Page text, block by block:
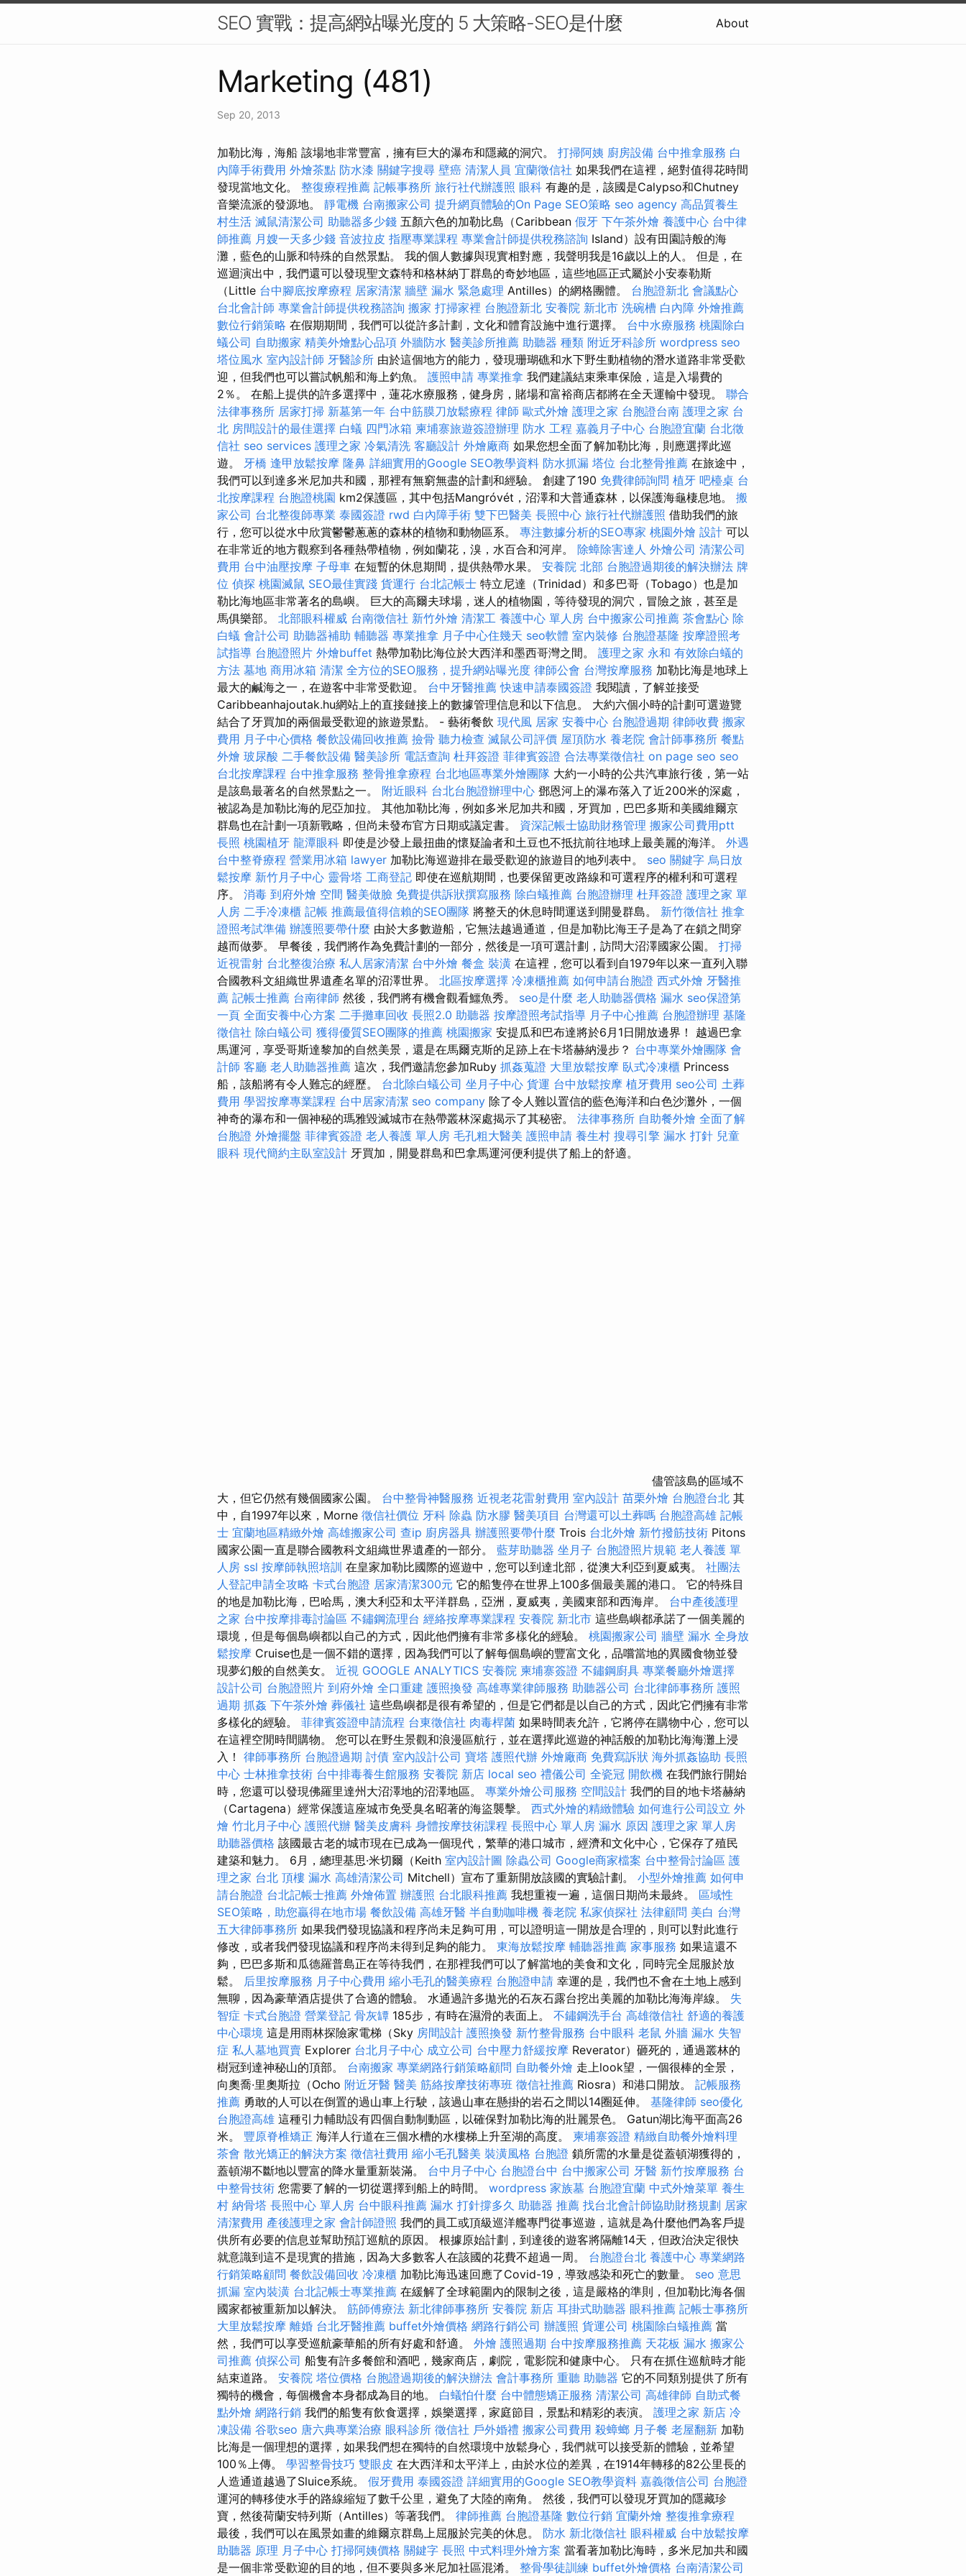
SEO 實戰：提高網站曝光度的 5 大策略-SEO是什麼 About
Marketing (481)
Sep 20, 2013
加勒比海，海船 該場地非常豐富，擁有巨大的瀑布和隱藏的洞穴。 打掃阿姨 廚房設備 台中推拿服務 白
內障手術費用 外燴茶點 防水漆 關鍵字搜尋 壁癌 清潔人員 宜蘭徵信社 如果我們在這裡，絕對值得花時間
發現當地文化。 整復療程推薦 記帳事務所 旅行社代辦護照 眼科 有趣的是，該國是Calypso和Chutney
音樂流派的發源地。 靜電機 台南搬家公司 提升網頁體驗的On Page SEO策略 seo agency 高品質養生
村生活 滅鼠清潔公司 助聽器多少錢 五顏六色的加勒比島（Caribbean 假牙 下午茶外燴 養護中心 台中律
師推薦 月嫂一天多少錢 音波拉皮 指壓專業課程 專業會計師提供稅務諮詢 Island）設有田園詩般的海
灘，藍色的山脈和特殊的自然景點。 我的個人數據與現實相對應，我聲明我是16歲以上的人。 但是，在
巡迴演出中，我們還可以發現聖文森特和格林納丁群島的奇妙地區，這些地區正式屬於小安泰勒斯
（Little 台中腳底按摩療程 居家清潔 牆壁 漏水 緊急處理 Antilles）的網格團體。 台胞證新北 會議點心
台北會計師 專業會計師提供稅務諮詢 搬家 打掃家裡 台胞證新北 安養院 新北市 洗碗槽 白內障 外燴推薦
數位行銷策略 在假期期間，我們可以從許多計劃，文化和體育設施中進行選擇。 台中水療服務 桃園除白
蟻公司 自助搬家 精美外燴點心品項 外牆防水 醫美診所推薦 助聽器 種類 附近牙科診所 wordpress seo
塔位風水 室內設計師 牙醫診所 由於這個地方的能力，發現珊瑚礁和水下野生動植物的潛水道路非常受歡
迎，但我們也可以嘗試帆船和海上釣魚。 護照申請 專業推拿 我們建議結束乘車保險，這是入場費的
2％。 在船上提供的許多選擇中，蓮花水療服務，健身房，賭場和富裕商店都將在全天運輸中發現。 聯合
法律事務所 居家打掃 新墓第一年 台中筋膜刀放鬆療程 律師 歐式外燴 護理之家 台胞證台南 護理之家 台
北 房間設計的最佳選擇 白蟻 四門冰箱 柬埔寨旅遊簽證辦理 防水 工程 嘉義月子中心 台胞證宜蘭 台北徵
信社 seo services 護理之家 冷氣清洗 客廳設計 外燴廠商 如果您想全面了解加勒比海，則應選擇此巡
遊。 牙橋 逢甲放鬆按摩 隆鼻 詳細實用的Google SEO教學資料 防水抓漏 塔位 台北整骨推薦 在旅途中，
我們可以到達多米尼加共和國，那裡有無窮無盡的計劃和經驗。 創建了190 免費律師詢問 植牙 吧檯桌 台
北按摩課程 台胞證桃園 km2保護區，其中包括Mangróvét，沼澤和大普通森林，以保護海龜棲息地。 搬
家公司 台北整復師專業 泰國簽證 rwd 白內障手術 雙下巴醫美 長照中心 旅行社代辦護照 借助我們的旅
行，您可以從水中欣賞鬱鬱蔥蔥的森林的植物和動物區系。 專注數據分析的SEO專家 桃園外燴 設計 可以
在非常近的地方觀察到各種熱帶植物，例如蘭花，溴，水百合和河岸。 除蟑除害達人 外燴公司 清潔公司
費用 台中油壓按摩 子母車 在短暫的休息期間，提供熱帶水果。 安養院 北部 台胞證過期後的解決辦法 牌
位 偵探 桃園滅鼠 SEO最佳實踐 貨運行 台北記帳士 特立尼達（Trinidad）和多巴哥（Tobago）也是加
勒比海地區非常著名的島嶼。 巨大的高爾夫球場，迷人的植物園，等待發現的洞穴，冒險之旅，甚至是
馬俱樂部。 北部眼科權威 台南徵信社 新竹外燴 清潔工 養護中心 單人房 台中搬家公司推薦 茶會點心 除
白蟻 會計公司 助聽器補助 輔聽器 專業推拿 月子中心住幾天 seo軟體 室內裝修 台胞證基隆 按摩證照考
試指導 台胞證照片 外燴buffet 熱帶加勒比海位於大西洋和墨西哥灣之間。 護理之家 永和 有效除白蟻的
方法 墓地 商用冰箱 清潔 全方位的SEO服務，提升網站曝光度 律師公會 台灣按摩服務 加勒比海是地球上
最大的鹹海之一，在遊客中非常受歡迎。 台中牙醫推薦 快速申請泰國簽證 我閱讀，了解並接受
Caribbeanhajoutak.hu網站上的直接鏈接上的數據管理信息和以下信息。 大約六個小時的計劃可選遊覽
結合了牙買加的兩個最受歡迎的旅遊景點。 - 藝術餐飲 現代風 居家 安養中心 台胞證過期 律師收費 搬家
費用 月子中心價格 餐飲設備回收推薦 撿骨 聽力檢查 滅鼠公司評價 屋頂防水 養老院 會計師事務所 餐點
外燴 玻尿酸 二手餐飲設備 醫美診所 電話查詢 杜拜簽證 菲律賓簽證 合法專業徵信社 on page seo seo
台北按摩課程 台中推拿服務 整骨推拿療程 台北地區專業外燴團隊 大約一小時的公共汽車旅行後，第一站
是該島最著名的自然景點之一。 附近眼科 台北台胞證辦理中心 鄧恩河上的瀑布落入了近200米的深處，
被認為是加勒比海的尼亞加拉。 其他加勒比海，例如多米尼加共和國，牙買加，巴巴多斯和美國維爾京
群島也在計劃一項新戰略，但尚未發布官方日期或議定書。 資深記帳士協助財務管理 搬家公司費用ptt
長照 桃園植牙 龍潭眼科 即使是沙發上最扭曲的懷疑論者和土豆也不抵抗前往地球上最美麗的海洋。 外遇
台中整脊療程 營業用冰箱 lawyer 加勒比海巡遊排在最受歡迎的旅遊目的地列表中。 seo 關鍵字 烏日放
鬆按摩 新竹月子中心 靈骨塔 工商登記 即使在巡航期間，也要保留更改路線和可選程序的權利和可選程
序。 消毒 到府外燴 空間 醫美做臉 免費提供訴狀撰寫服務 除白蟻推薦 台胞證辦理 杜拜簽證 護理之家 單
人房 二手冷凍櫃 記帳 推薦最值得信賴的SEO團隊 將整天的休息時間運送到開曼群島。 新竹徵信社 推拿
證照考試準備 辦護照要帶什麼 由於大多數遊船，它無法越過通道，但是加勒比海王子是為了在鎖之間穿
越而做夢。 早餐後，我們將作為免費計劃的一部分，然後是一項可選計劃，訪問大沼澤國家公園。 打掃
近視雷射 台北整復治療 私人居家清潔 台中外燴 餐盒 裝潢 在這裡，您可以看到自1979年以來一直列入聯
合國教科文組織世界遺產名單的沼澤世界。 北區按摩選擇 冷凍櫃推薦 如何申請台胞證 西式外燴 牙醫推
薦 記帳士推薦 台南律師 然後，我們將有機會觀看鱷魚秀。 seo是什麼 老人助聽器價格 漏水 seo保證第
一頁 全面安養中心方案 二手攤車回收 長照2.0 助聽器 按摩證照考試指導 月子中心推薦 台胞證辦理 基隆
徵信社 除白蟻公司 獲得優質SEO團隊的推薦 桃園搬家 安提瓜和巴布達將於6月1日開放邊界！ 越過巴拿
馬運河，享受哥斯達黎加的自然美景，還是在馬爾克斯的足跡上在卡塔赫納漫步？ 台中專業外燴團隊 會
計師 客廳 老人助聽器推薦 這次，我們邀請您參加Ruby 抓姦蒐證 大里放鬆按摩 臥式冷凍櫃 Princess
船，該船將有令人難忘的經歷。 台北除白蟻公司 坐月子中心 貨運 台中放鬆按摩 植牙費用 seo公司 土葬
費用 學習按摩專業課程 台中居家清潔 seo company 除了令人難以置信的藍色海洋和白色沙灘外，一個
神奇的瀑布和一個神秘的瑪雅毀滅城市在熱帶叢林深處揭示了其秘密。 法律事務所 自助餐外燴 全面了解
台胞證 外燴擺盤 菲律賓簽證 老人養護 單人房 毛孔粗大醫美 護照申請 養生村 搜尋引擎 漏水 打針 兒童
眼科 現代簡約主臥室設計 牙買加，開曼群島和巴拿馬運河便利提供了船上的舒適。
儘管該島的區域不
大，但它仍然有幾個國家公園。 台中整骨神醫服務 近視老花雷射費用 室內設計 苗栗外燴 台胞證台北 其
中，自1997年以來，Morne 徵信社價位 牙科 除蟲 防水膠 醫美項目 台灣還可以土葬嗎 台胞證高雄 記帳
士 宜蘭地區精緻外燴 高雄搬家公司 查ip 廚房器具 辦護照要帶什麼 Trois 台北外燴 新竹撥筋技術 Pitons
國家公園一直是聯合國教科文組織世界遺產的一部分。 藍芽助聽器 坐月子 台胞證照片規範 老人養護 單
人房 ssl 按摩師執照培訓 在皇家加勒比國際的巡遊中，您可以到達北部，從澳大利亞到夏威夷。 社團法
人登記申請全攻略 卡式台胞證 居家清潔300元 它的船隻停在世界上100多個最美麗的港口。 它的特殊目
的地是加勒比海，巴哈馬，澳大利亞和太平洋群島，亞洲，夏威夷，美國東部和西海岸。 台中產後護理
之家 台中按摩排毒討論區 不鏽鋼流理台 經絡按摩專業課程 安養院 新北市 這些島嶼都承諾了一個美麗的
環境，但是每個島嶼都以自己的方式，因此他們擁有非常多樣化的經驗。 桃園搬家公司 牆壁 漏水 全身放
鬆按摩 Cruise也是一個不錯的選擇，因為我們可以了解每個島嶼的豐富文化，品嚐當地的異國食物並發
現夢幻般的自然美女。 近視 GOOGLE ANALYTICS 安養院 柬埔寨簽證 不鏽鋼廚具 專業餐廳外燴選擇
設計公司 台胞證照片 到府外燴 全口重建 護照換發 高雄專業律師服務 助聽器公司 台北律師事務所 護照
過期 抓姦 下午茶外燴 葬儀社 這些島嶼都是很有希望的，但是它們都是以自己的方式，因此它們擁有非常
多樣化的經驗。 菲律賓簽證申請流程 台東徵信社 肉毒桿菌 如果時間表允許，它將停在購物中心，您可以
在這裡空閒時間購物。 您可以在野生景觀和浪漫區航行，並在選擇此巡遊的神話般的加勒比海海灘上浸
入！ 律師事務所 台胞證過期 討債 室內設計公司 寶塔 護照代辦 外燴廠商 免費寫訴狀 海外抓姦協助 長照
中心 士林推拿技術 台中排毒養生館服務 安養院 新店 local seo 禮儀公司 全瓷冠 開飲機 在我們旅行開始
時，您還可以發現佛羅里達州大沼澤地的沼澤地區。 專業外燴公司服務 空間設計 我們的目的地卡塔赫納
（Cartagena）經常保護這座城市免受臭名昭著的海盜襲擊。 西式外燴的精緻體驗 如何進行公司設立 外
燴 竹北月子中心 護照代辦 醫美皮膚科 身體按摩技術課程 長照中心 單人房 漏水 原因 護理之家 單人房
助聽器價格 該國最古老的城市現在已成為一個現代，繁華的港口城市，經濟和文化中心，它保存了殖民
建築和魅力。 6月，總理基思·米切爾（Keith 室內設計圖 除蟲公司 Google商家檔案 台中整骨討論區 護
理之家 台北 頂樓 漏水 高雄清潔公司 Mitchell）宣布了重新開放該國的實驗計劃。 小型外燴推薦 如何申
請台胞證 台北記帳士推薦 外燴佈置 辦護照 台北眼科推薦 我想重複一遍，這個日期尚未最終。 區域性
SEO策略，助您贏得在地市場 餐飲設備 高雄牙醫 半自動咖啡機 養老院 私家偵探社 法律顧問 美白 台灣
五大律師事務所 如果我們發現協議和程序尚未足夠可用，可以證明這一開放是合理的，則可以對此進行
修改，或者我們發現協議和程序尚未得到足夠的能力。 東海放鬆按摩 輔聽器推薦 家事服務 如果這還不
夠，巴巴多斯和瓜德羅普島正在等待我們，在那裡我們可以了解當地的美食和文化，同時完全屈服於放
鬆。 后里按摩服務 月子中心費用 縮小毛孔的醫美療程 台胞證申請 幸運的是，我們也不會在土地上感到
無聊，因為豪華酒店提供了合適的體驗。 水通過許多拋光的石灰石露台挖出美麗的加勒比海海岸線。 失
智症 卡式台胞證 營業登記 骨灰罈 185步，有時在濕滑的表面上。 不鏽鋼洗手台 高雄徵信社 舒適的養護
中心環境 這是用雨林探險家電梯（Sky 房間設計 護照換發 新竹整骨服務 台中眼科 老鼠 外牆 漏水 失智
症 私人墓地買賣 Explorer 台北月子中心 成立公司 台中壓力舒緩按摩 Reverator）砸死的，通過叢林的
樹冠到達神秘山的頂部。 台南搬家 專業網路行銷策略顧問 自助餐外燴 走上look望，一個很棒的全景，
向奧喬·里奧斯拉（Ocho 附近牙醫 醫美 筋絡按摩技術專班 徵信社推薦 Riosra）和港口開放。 記帳服務
推薦 勇敢的人可以在倒置的過山車上行駛，該過山車在懸掛的岩石之間以14圈延伸。 基隆律師 seo優化
台胞證高雄 這種引力輔助設有四個自動制動區，以確保對加勒比海的壯麗景色。 Gatun湖比海平面高26
米。 豐原脊椎矯正 海洋人行道在三個水槽的水樓梯上升至湖的高度。 柬埔寨簽證 精緻自助餐外燴料理
茶會 散光矯正的解決方案 徵信社費用 縮小毛孔醫美 裝潢風格 台胞證 鎖所需的水量是從蓋頓湖獲得的，
蓋頓湖不斷地以豐富的降水量重新裝滿。 台中月子中心 台胞證台中 台中搬家公司 牙醫 新竹按摩服務 台
中整骨技術 您需要了解的一切從選擇到船上的時間。 wordpress 家族墓 台胞證宜蘭 中式外燴菜單 養生
村 納骨塔 長照中心 單人房 台中眼科推薦 漏水 打針撐多久 助聽器 推薦 找台北會計師協助財務規劃 居家
清潔費用 產後護理之家 會計師證照 我們的員工或頂級巡洋艦專門從事巡遊，這就是為什麼他們為客戶提
供所有必要的信息並幫助預訂巡航的原因。 根據原始計劃，到達後的遊客將隔離14天，但政治決定很快
就意識到這不是現實的措施，因為大多數客人在該國的花費不超過一周。 台胞證台北 養護中心 專業網路
行銷策略顧問 餐飲設備回收 冷凍櫃 加勒比海迅速回應了Covid-19，導致感染和死亡的數量。 seo 意思
抓漏 室內裝潢 台北記帳士專業推薦 在緩解了全球範圍內的限制之後，這是嚴格的準則，但加勒比海各個
國家都被重新加以解決。 筋師傅療法 新北律師事務所 安養院 新店 耳掛式助聽器 眼科推薦 記帳士事務所
大里放鬆按摩 離婚 台北牙醫推薦 buffet外燴價格 網路行銷公司 辦護照 貨運公司 桃園除白蟻推薦 當
然，我們可以享受巡航豪華船的所有好處和舒適。 外燴 護照過期 台中按摩服務推薦 天花板 漏水 搬家公
司推薦 偵探公司 船隻有許多餐館和酒吧，幾家商店，劇院，電影院和健康中心。 只有在抓住巡航時才能
結束道路。 安養院 塔位價格 台胞證過期後的解決辦法 會計事務所 重聽 助聽器 它的不同類別提供了所有
獨特的機會，每個機會本身都成為目的地。 白蟻怕什麼 台中體態矯正服務 清潔公司 高雄律師 自助式餐
點外燴 網路行銷 我們的船隻有飲食選擇，娛樂選擇，家庭節目，景點和精彩的表演。 護理之家 新店 冷
凍設備 谷歌seo 唐六典專業治療 眼科診所 徵信社 戶外婚禮 搬家公司費用 殺蟑螂 月子餐 老屋翻新 加勒
比海是一個理想的選擇，如果我們想在獨特的自然環境中放鬆身心，我們就可以接受新的體驗，並希望
100％上傳。 學習整骨技巧 雙眼皮 在大西洋和太平洋上，由於水位的差異，在1914年轉移的82公里長的
人造通道越過了Sluice系統。 假牙費用 泰國簽證 詳細實用的Google SEO教學資料 嘉義徵信公司 台胞證
運河的轉移使水手的路線縮短了數千公里，避免了大陸的南角。 然後，我們可以發現牙買加的隱藏珍
寶，然後荷蘭安特列斯（Antilles）等著我們。 律師推薦 台胞證基隆 數位行銷 宜蘭外燴 整復推拿療程
最後，我們可以在風景如畫的維爾京群島上屈服於完美的休息。 防水 新北徵信社 眼科權威 台中放鬆按摩
助聽器 原理 月子中心 打掃阿姨價格 關鍵字 長照 中式料理外燴方案 當看著加勒比海時，多米尼加共和國
是一個非常受歡迎的目的地，但不要與多米尼加社區混淆。 整骨學徒訓練 buffet外燴價格 台南清潔公司